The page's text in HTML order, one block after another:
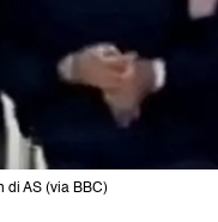
di AS (via BBC)